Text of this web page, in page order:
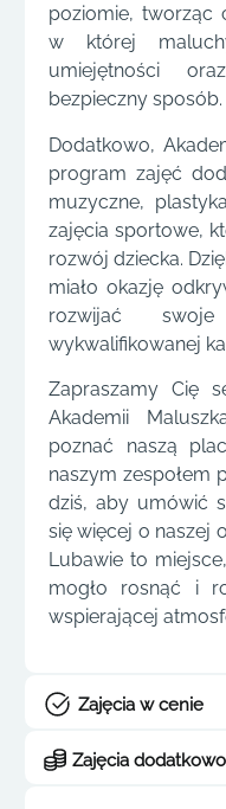
poziomie, tworząc
w której
umiejętności
bezpieczny sposób.
Dodatkowo,
program zajęć
muzyczne,
zajęcia sportowe,
rozwój dziecka.
miało okazję
rozwijać
wykwalifikowanej
Zapraszamy Cię
Akademii
poznać naszą
naszym zespołem
dziś, aby umówić
się więcej o naszej
Lubawie to
mogło rosnąć i
wspierającej
Zajęcia w cenie
Zajęcia